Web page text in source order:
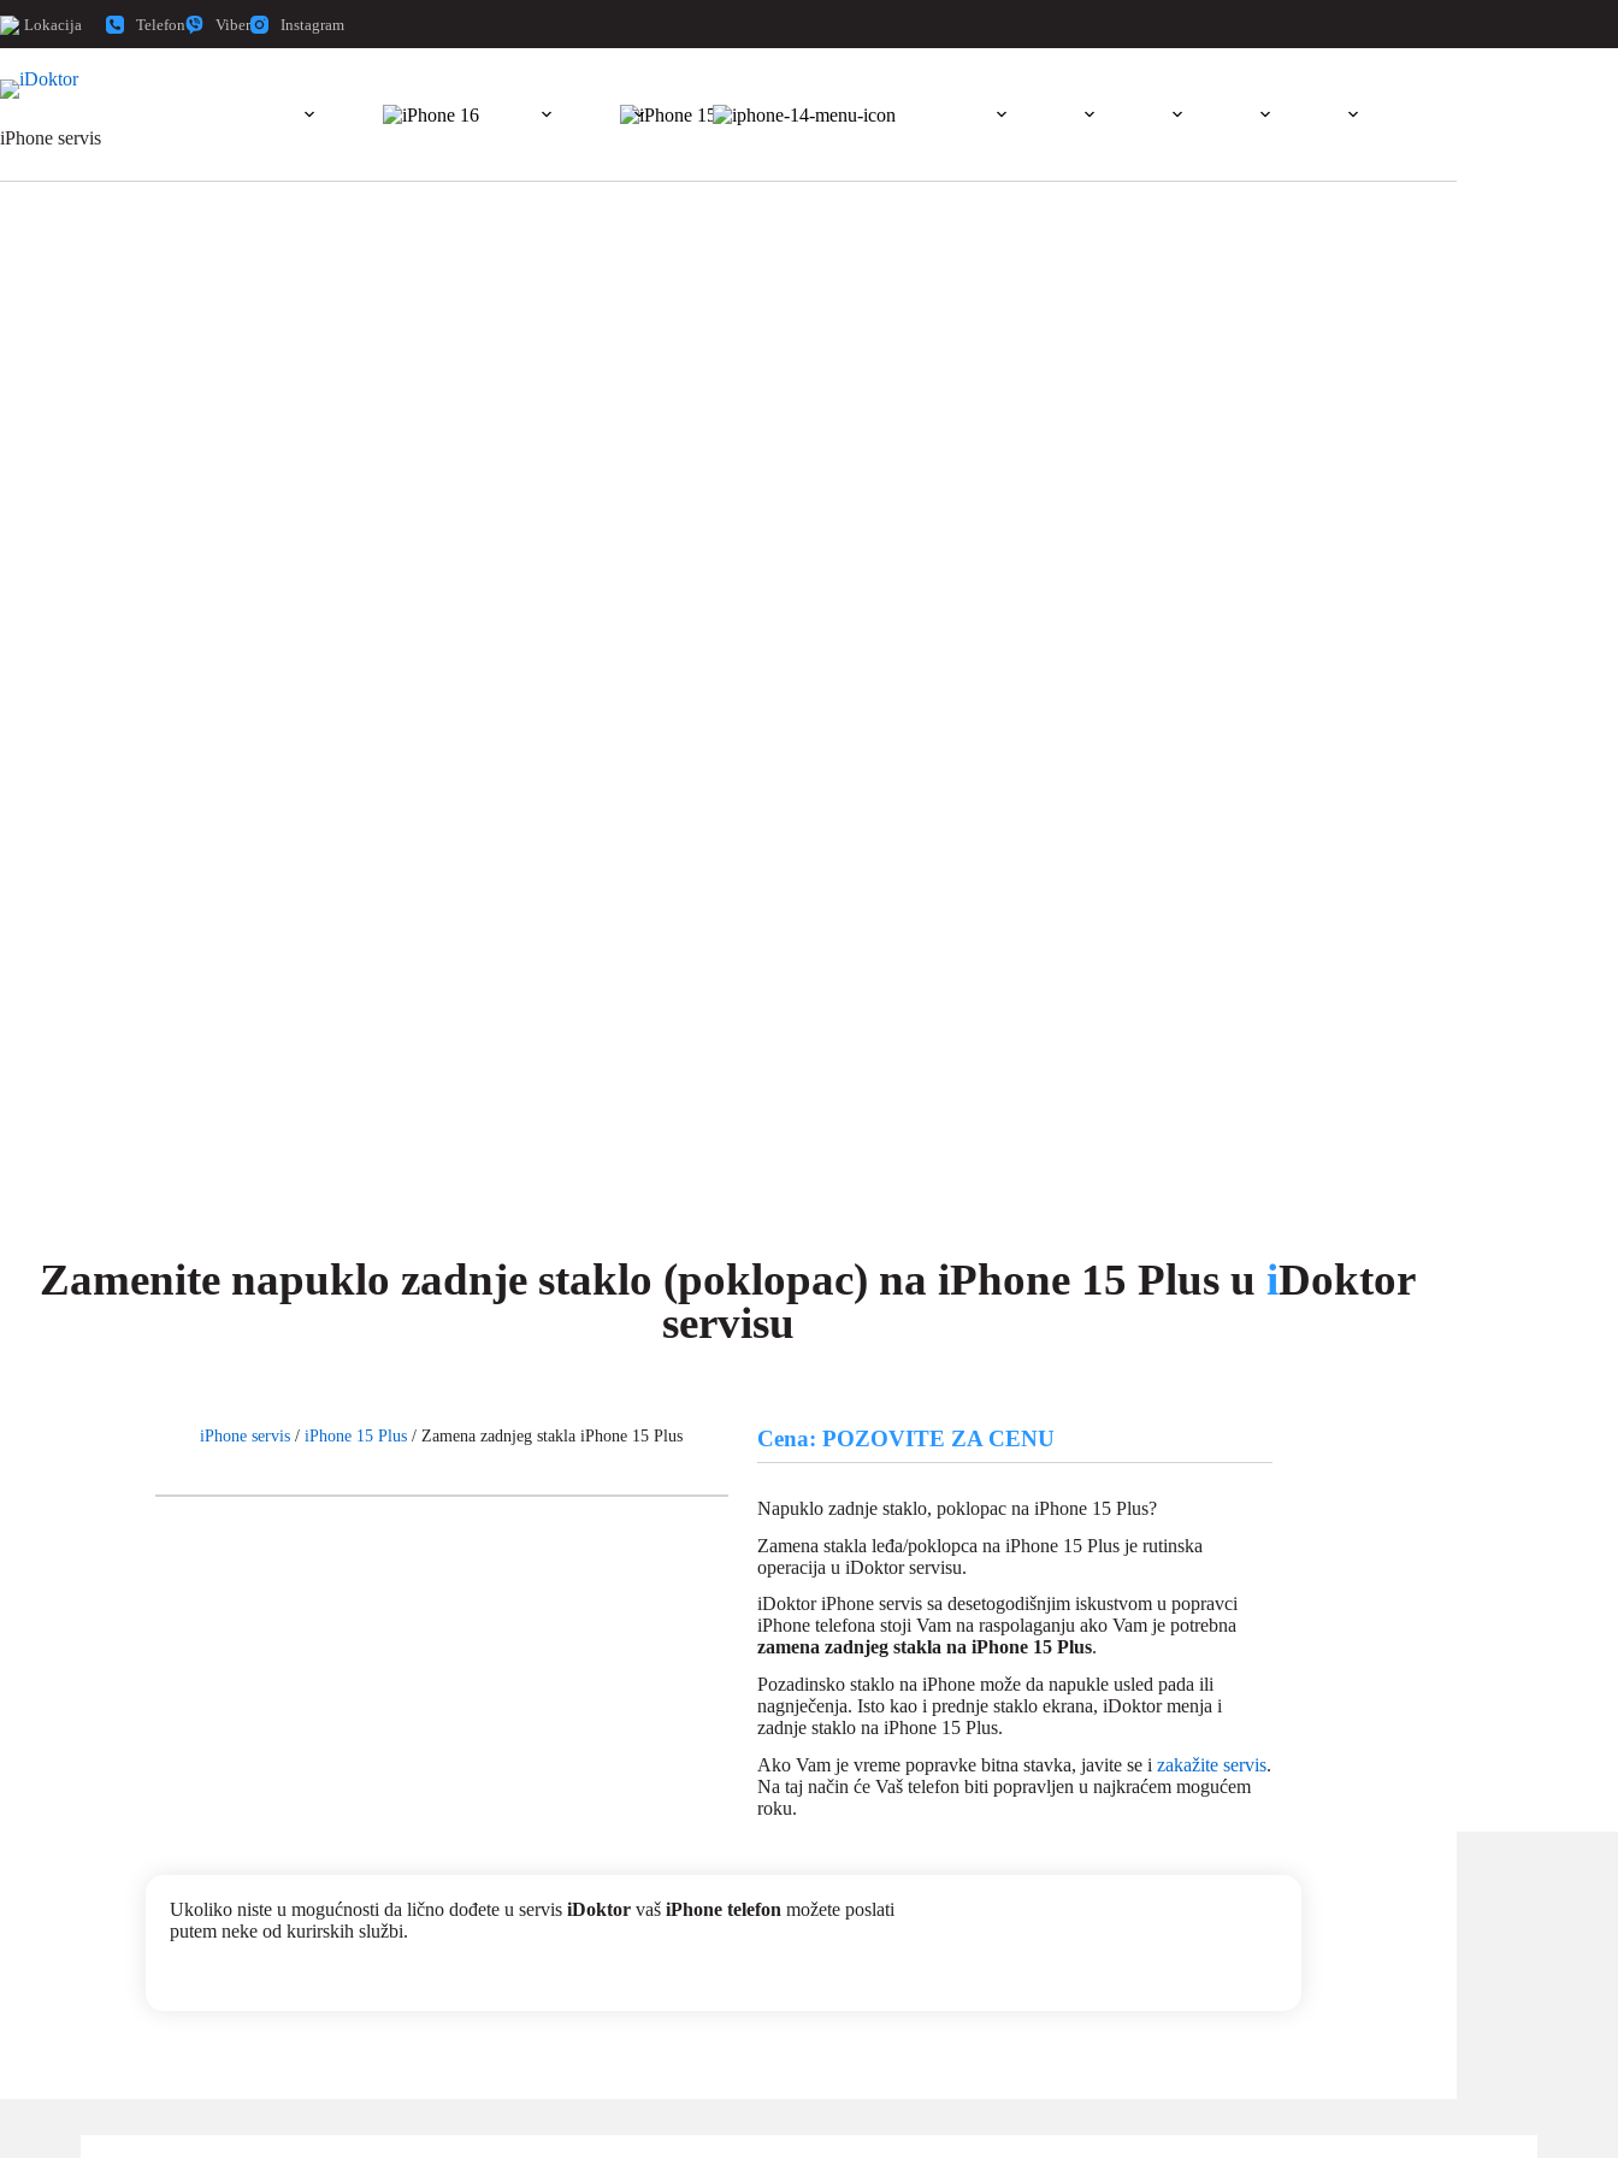
Lokacija Telefon Viber Instagram
iPhone servis
Zamenite napuklo zadnje staklo (poklopac) na iPhone 15 Plus uiDoktor
servisu
iPhone servis /iPhone 15 Plus / Zamena zadnjeg stakla iPhone 15 Plus Cena: POZOVITE ZA CENU
Napuklo zadnje staklo, poklopac na iPhone 15 Plus?
Zamena stakla leđa/poklopca na iPhone 15 Plus je rutinska
operacija u iDoktor servisu.
iDoktor iPhone servis sa desetogodišnjim iskustvom u popravci
iPhone telefona stoji Vam na raspolaganju ako Vam je potrebna
zamena zadnjeg stakla na iPhone 15 Plus.
Pozadinsko staklo na iPhone može da napukle usled pada ili
nagnječenja. Isto kao i prednje staklo ekrana, iDoktor menja i
zadnje staklo na iPhone 15 Plus.
Ako Vam je vreme popravke bitna stavka, javite se i zakažite servis.
Na taj način će Vaš telefon biti popravljen u najkraćem mogućem
roku.
Ukoliko niste u mogućnosti da lično dođete u servis iDoktorvaš iPhone telefon možete poslati
putem neke od kurirskih službi.